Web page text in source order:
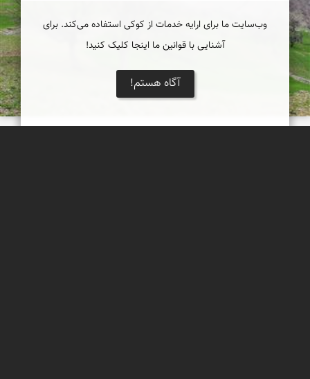
وب‌سایت ما برای ارایه خدمات از کوکی استفاده می‌کند. برای
آشنایی با قوانین ما اینجا کلیک کنید!
آگاه هستم!